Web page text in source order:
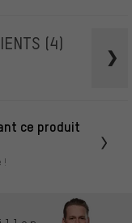
(4)
ce produit
!